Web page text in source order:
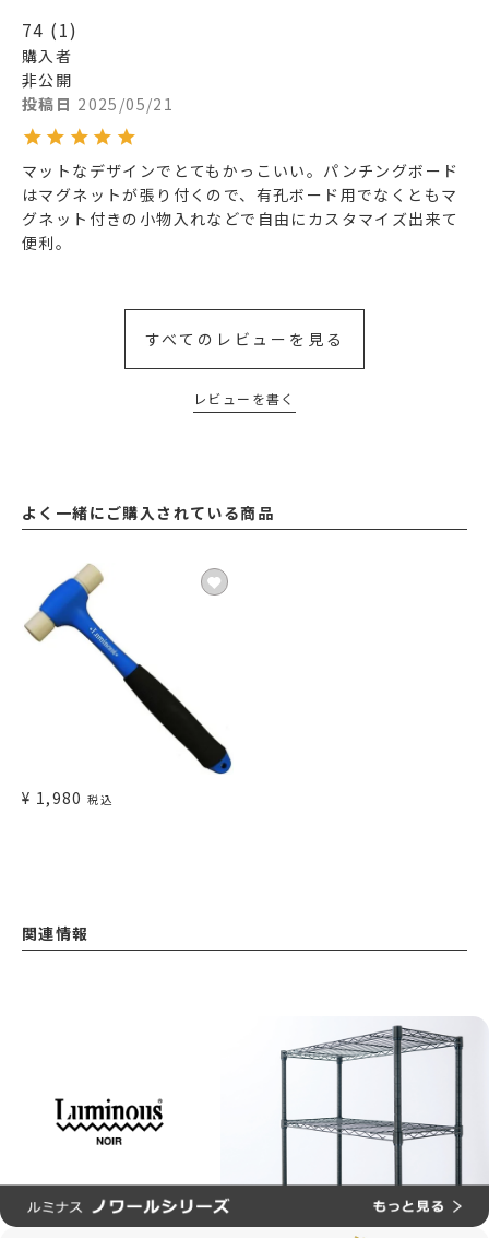
74 1
購入者
非公開
投稿日 2025/05/21
マットなデザインでとてもかっこいい。パンチングボード
はマグネットが張り付くので、有孔ボード用でなくともマ
グネット付きの小物入れなどで自由にカスタマイズ出来て
便利。
すべてのレビューを見る
レビューを書く
よく一緒にご購入されている商品
¥ 1,980 税込
関連情報